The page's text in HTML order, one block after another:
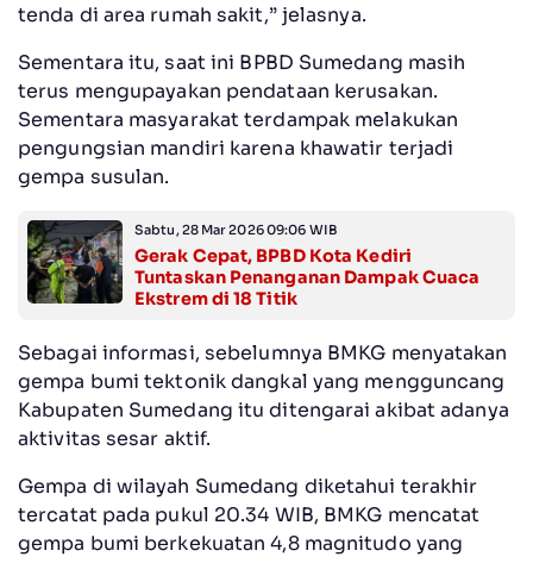
tenda di area rumah sakit,” jelasnya.
Sementara itu, saat ini BPBD Sumedang masih
terus mengupayakan pendataan kerusakan.
Sementara masyarakat terdampak melakukan
pengungsian mandiri karena khawatir terjadi
gempa susulan.
Sabtu, 28 Mar 2026 09:06 WIB
Gerak Cepat, BPBD Kota Kediri
Tuntaskan Penanganan Dampak Cuaca
Ekstrem di 18 Titik
Sebagai informasi, sebelumnya BMKG menyatakan
gempa bumi tektonik dangkal yang mengguncang
Kabupaten Sumedang itu ditengarai akibat adanya
aktivitas sesar aktif.
Gempa di wilayah Sumedang diketahui terakhir
tercatat pada pukul 20.34 WIB, BMKG mencatat
gempa bumi berkekuatan 4,8 magnitudo yang